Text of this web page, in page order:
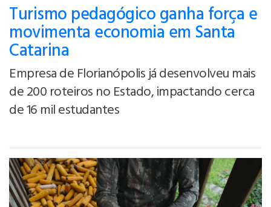
Turismo pedagógico ganha força e
movimenta economia em Santa
Catarina
Empresa de Florianópolis já desenvolveu mais
de 200 roteiros no Estado, impactando cerca
de 16 mil estudantes